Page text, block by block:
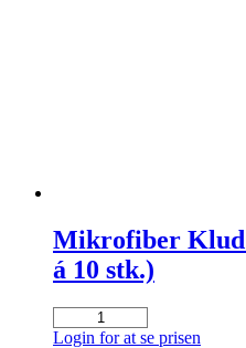
Mikrofiber Klud
á 10 stk.)
Mikrofiber
Klud
Login for at se prisen